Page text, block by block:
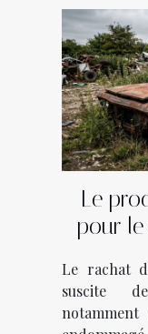
Le
pour
Le rachat
suscite